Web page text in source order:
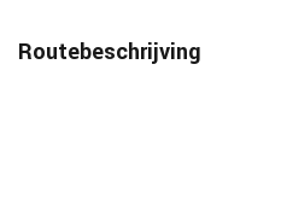
Routebeschrijving